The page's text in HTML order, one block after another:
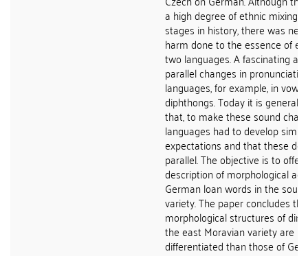
a high degree of ethnic mixing
stages in history, there was
harm done to the essence of
two languages. A fascinating
parallel changes in
languages, for example, in
diphthongs. Today it is
that, to make these sound
languages had to develop
expectations and that these
parallel. The objective is to offer
description of morphological
German loan words in the
variety. The paper concludes
morphological structures of
the east Moravian variety are
differentiated than those of